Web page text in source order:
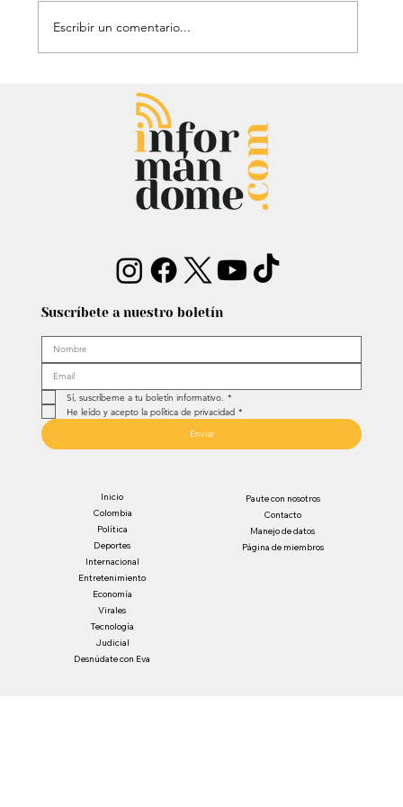
Mauricio Lizcano apuesta por la
ciencia: Anuncia a investigador del
Atlántico como fórmula
vicepresidencial
Escribir un comentario...
Suscríbete a nuestro boletín
Sí, suscríbeme a tu boletín informativo. *
He leído y acepto la política de privacidad *
Enviar
Inicio
Colombia
Política
Deportes
Internacional
Entretenimiento
Economía
Virales
Tecnología
Judicial
Desnúdate con Eva
Paute con nosotros
Contacto
Manejo de datos
Página de miembros